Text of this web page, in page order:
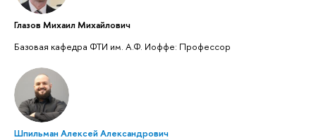
Глазов Михаил Михайлович
Базовая кафедра ФТИ им. А.Ф. Иоффе: Профессор
Шпильман Алексей Александрович